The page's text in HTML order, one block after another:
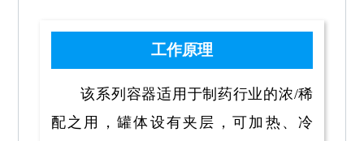
工作原理
该系列容器适用于制药行业的浓/稀
配之用，罐体设有夹层，可加热、冷